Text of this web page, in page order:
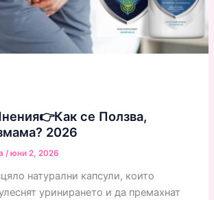
се Ползва,
2026
/юни 2, 2026
натурални капсули, които
уринирането и да премахнат